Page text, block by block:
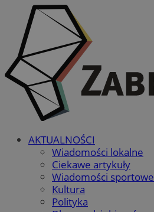
AKTUALNOŚCI
Wiadomości lokalne
Ciekawe artykuły
Wiadomości sportowe
Kultura
Polityka